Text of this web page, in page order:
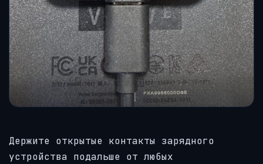
Держите открытые контакты зарядного
устройства подальше от любых